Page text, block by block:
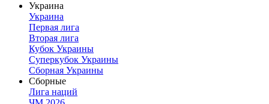
Украина
Украина
Первая лига
Вторая лига
Кубок Украины
Суперкубок Украины
Сборная Украины
Сборные
Лига наций